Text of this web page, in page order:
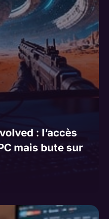
: l’accès
mais bute sur